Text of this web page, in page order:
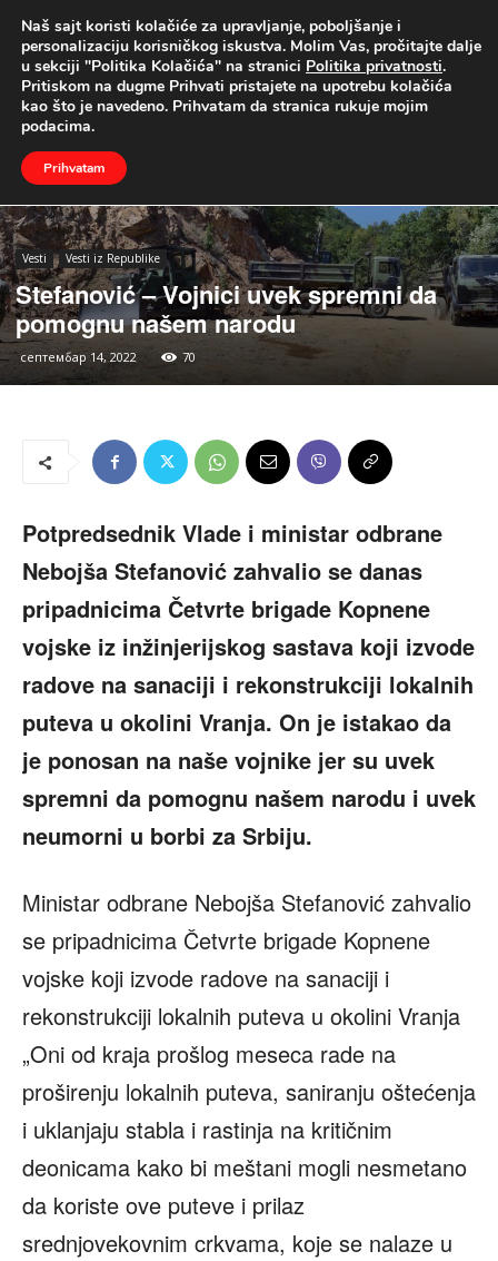
UŽIVO
Naslovna Vesti Vesti iz Republike
Vesti Vesti iz Republike
Stefanović – Vojnici uvek spremni da
pomognu našem narodu
септембар 14, 2022 70
Potpredsednik Vlade i ministar odbrane
Nebojša Stefanović zahvalio se danas
pripadnicima Četvrte brigade Kopnene
vojske iz inžinjerijskog sastava koji izvode
radove na sanaciji i rekonstrukciji lokalnih
puteva u okolini Vranja. On je istakao da
je ponosan na naše vojnike jer su uvek
spremni da pomognu našem narodu i uvek
neumorni u borbi za Srbiju.
Ministar odbrane Nebojša Stefanović zahvalio
se pripadnicima Četvrte brigade Kopnene
vojske koji izvode radove na sanaciji i
rekonstrukciji lokalnih puteva u okolini Vranja
„Oni od kraja prošlog meseca rade na
proširenju lokalnih puteva, saniranju oštećenja
i uklanjaju stabla i rastinja na kritičnim
deonicama kako bi meštani mogli nesmetano
da koriste ove puteve i prilaz
srednjovekovnim crkvama, koje se nalaze u
Naš sajt koristi kolačiće za upravljanje, poboljšanje i
personalizaciju korisničkog iskustva. Molim Vas, pročitajte dalje
u sekciji "Politika Kolačića" na stranici Politika privatnosti.
Pritiskom na dugme Prihvati pristajete na upotrebu kolačića
kao što je navedeno. Prihvatam da stranica rukuje mojim
podacima.
Prihvatam